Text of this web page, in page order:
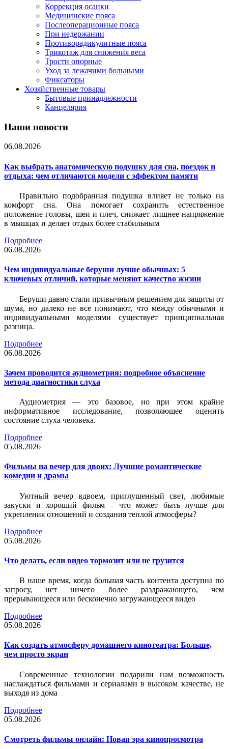
Коррекция осанки
Медицинские пояса
Послеоперационные пояса
При недержании
Противорадикулитные пояса
Трикотаж для снижения веса
Трости опорные
Уход за лежачими больными
Фиксаторы
Хозяйственные товары
Бытовые принадлежности
Канцелярия
Наши новости
06.08.2026
Как выбрать анатомическую подушку для сна, поездок и
отдыха: чем отличаются модели с эффектом памяти
Правильно подобранная подушка влияет не только на
комфорт сна. Она помогает сохранить естественное
положение головы, шеи и плеч, снижает лишнее напряжение
в мышцах и делает отдых более стабильным
Подробнее
06.08.2026
Чем индивидуальные беруши лучше обычных: 5
ключевых отличий, которые меняют качество жизни
Беруши давно стали привычным решением для защиты от
шума, но далеко не все понимают, что между обычными и
индивидуальными моделями существует принципиальная
разница.
Подробнее
06.08.2026
Зачем проводится аудиометрия: подробное объяснение
метода диагностики слуха
Аудиометрия — это базовое, но при этом крайне
информативное исследование, позволяющее оценить
состояние слуха человека.
Подробнее
05.08.2026
Фильмы на вечер для двоих: Лучшие романтические
комедии и драмы
Уютный вечер вдвоем, приглушенный свет, любимые
закуски и хороший фильм – что может быть лучше для
укрепления отношений и создания теплой атмосферы?
Подробнее
05.08.2026
Что делать, если видео тормозит или не грузится
В наше время, когда большая часть контента доступна по
запросу, нет ничего более раздражающего, чем
прерывающееся или бесконечно загружающееся видео
Подробнее
05.08.2026
Как создать атмосферу домашнего кинотеатра: Больше,
чем просто экран
Современные технологии подарили нам возможность
наслаждаться фильмами и сериалами в высоком качестве, не
выходя из дома
Подробнее
05.08.2026
Смотреть фильмы онлайн: Новая эра кинопросмотра